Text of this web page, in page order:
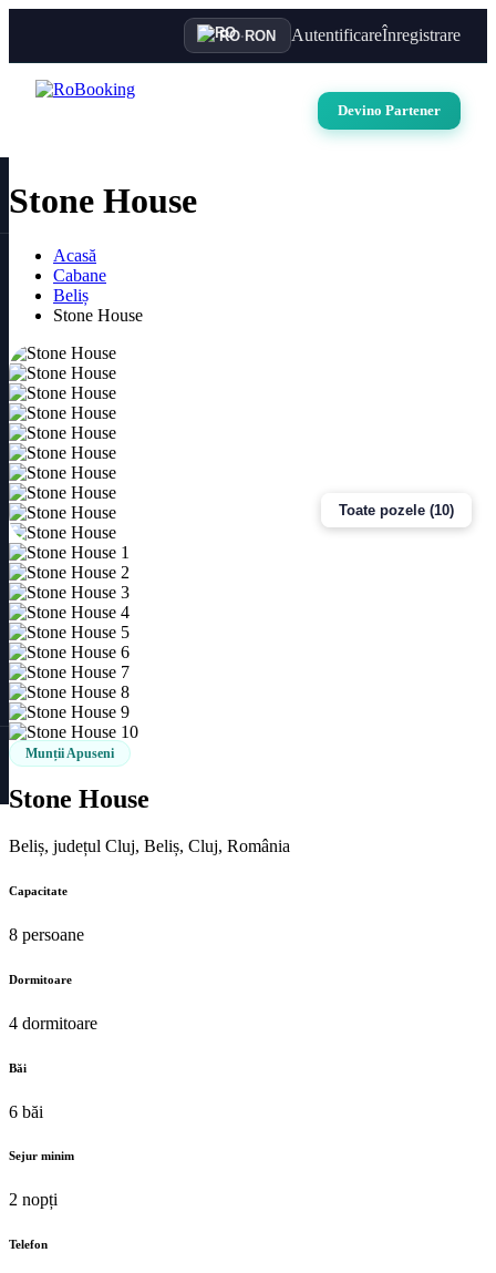
RO·RON AutentificareÎnregistrare
Devino Partener
Stone House
Acasă
Cabane
Beliș
Stone House
Toate pozele (10)
Munții Apuseni
Stone House
Beliș, județul Cluj, Beliș, Cluj, România
Capacitate
8 persoane
Dormitoare
4 dormitoare
Băi
6 băi
Sejur minim
2 nopți
Telefon